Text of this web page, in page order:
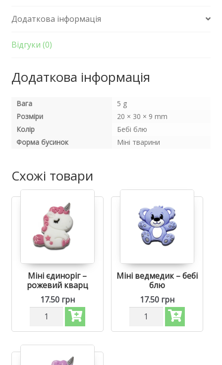
лисичка
блю
кількість
Додаткова інформація
Відгуки (0)
Додаткова інформація
Вага
5 g
Розміри
20 × 30 × 9 mm
Колір
Бебі блю
Форма бусинок
Міні тварини
Схожі товари
Міні єдиноріг –
рожевий кварц
17.50грн
Силіконова
бусинка,
бусина
прорізувача
Міні ведмедик – бебі
блю
17.50 грн
Силіконова
бусинка,
бусина